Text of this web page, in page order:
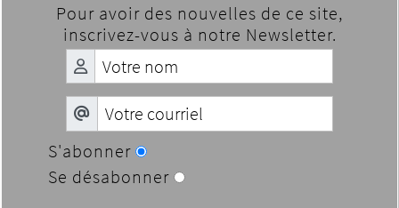
Pour avoir des nouvelles de ce site,
inscrivez-vous à notre Newsletter.
S'abonner
Se désabonner